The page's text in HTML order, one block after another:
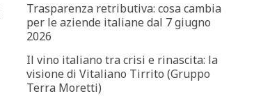
Trasparenza retributiva: cosa cambia
per le aziende italiane dal 7 giugno
2026
Il vino italiano tra crisi e rinascita: la
visione di Vitaliano Tirrito (Gruppo
Terra Moretti)